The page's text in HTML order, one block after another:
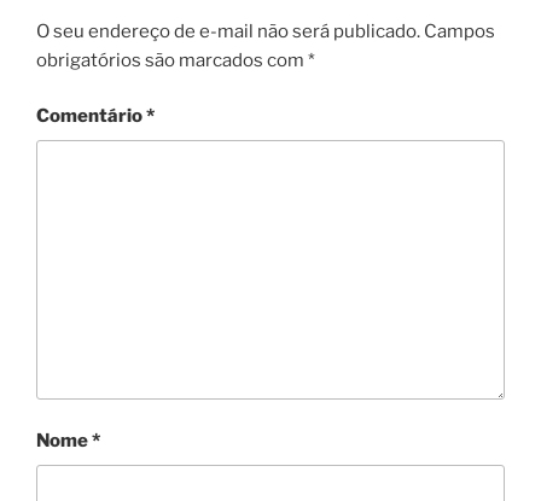
O seu endereço de e-mail não será publicado. Campos
obrigatórios são marcados com *
Comentário*
Nome*